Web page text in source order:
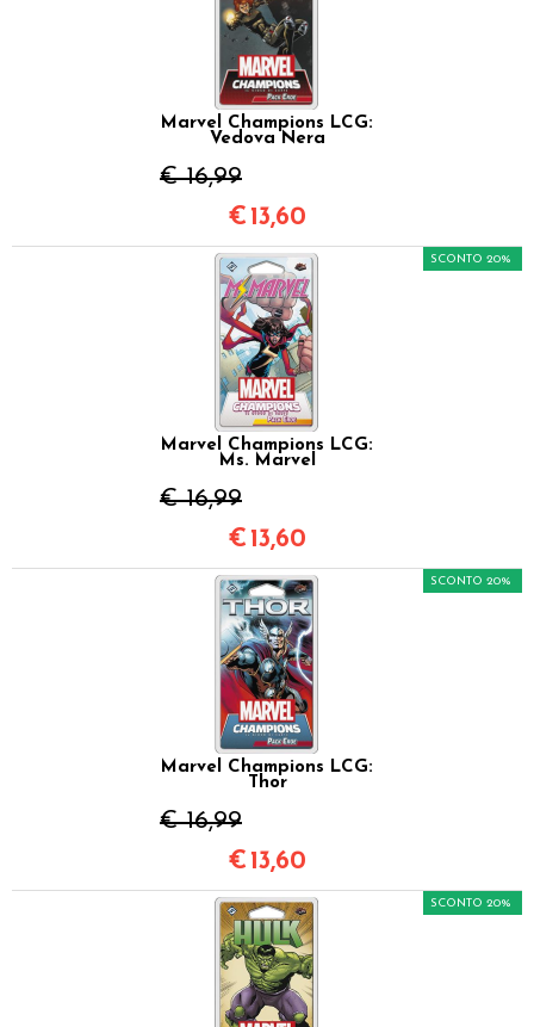
Marvel Champions LCG:
Vedova Nera
€ 16,99
€ 13,60
Marvel Champions LCG:
Ms. Marvel
€ 16,99
SCONTO 20%
€ 13,60
Marvel Champions LCG:
Thor
€ 16,99
SCONTO 20%
€ 13,60
SCONTO 20%